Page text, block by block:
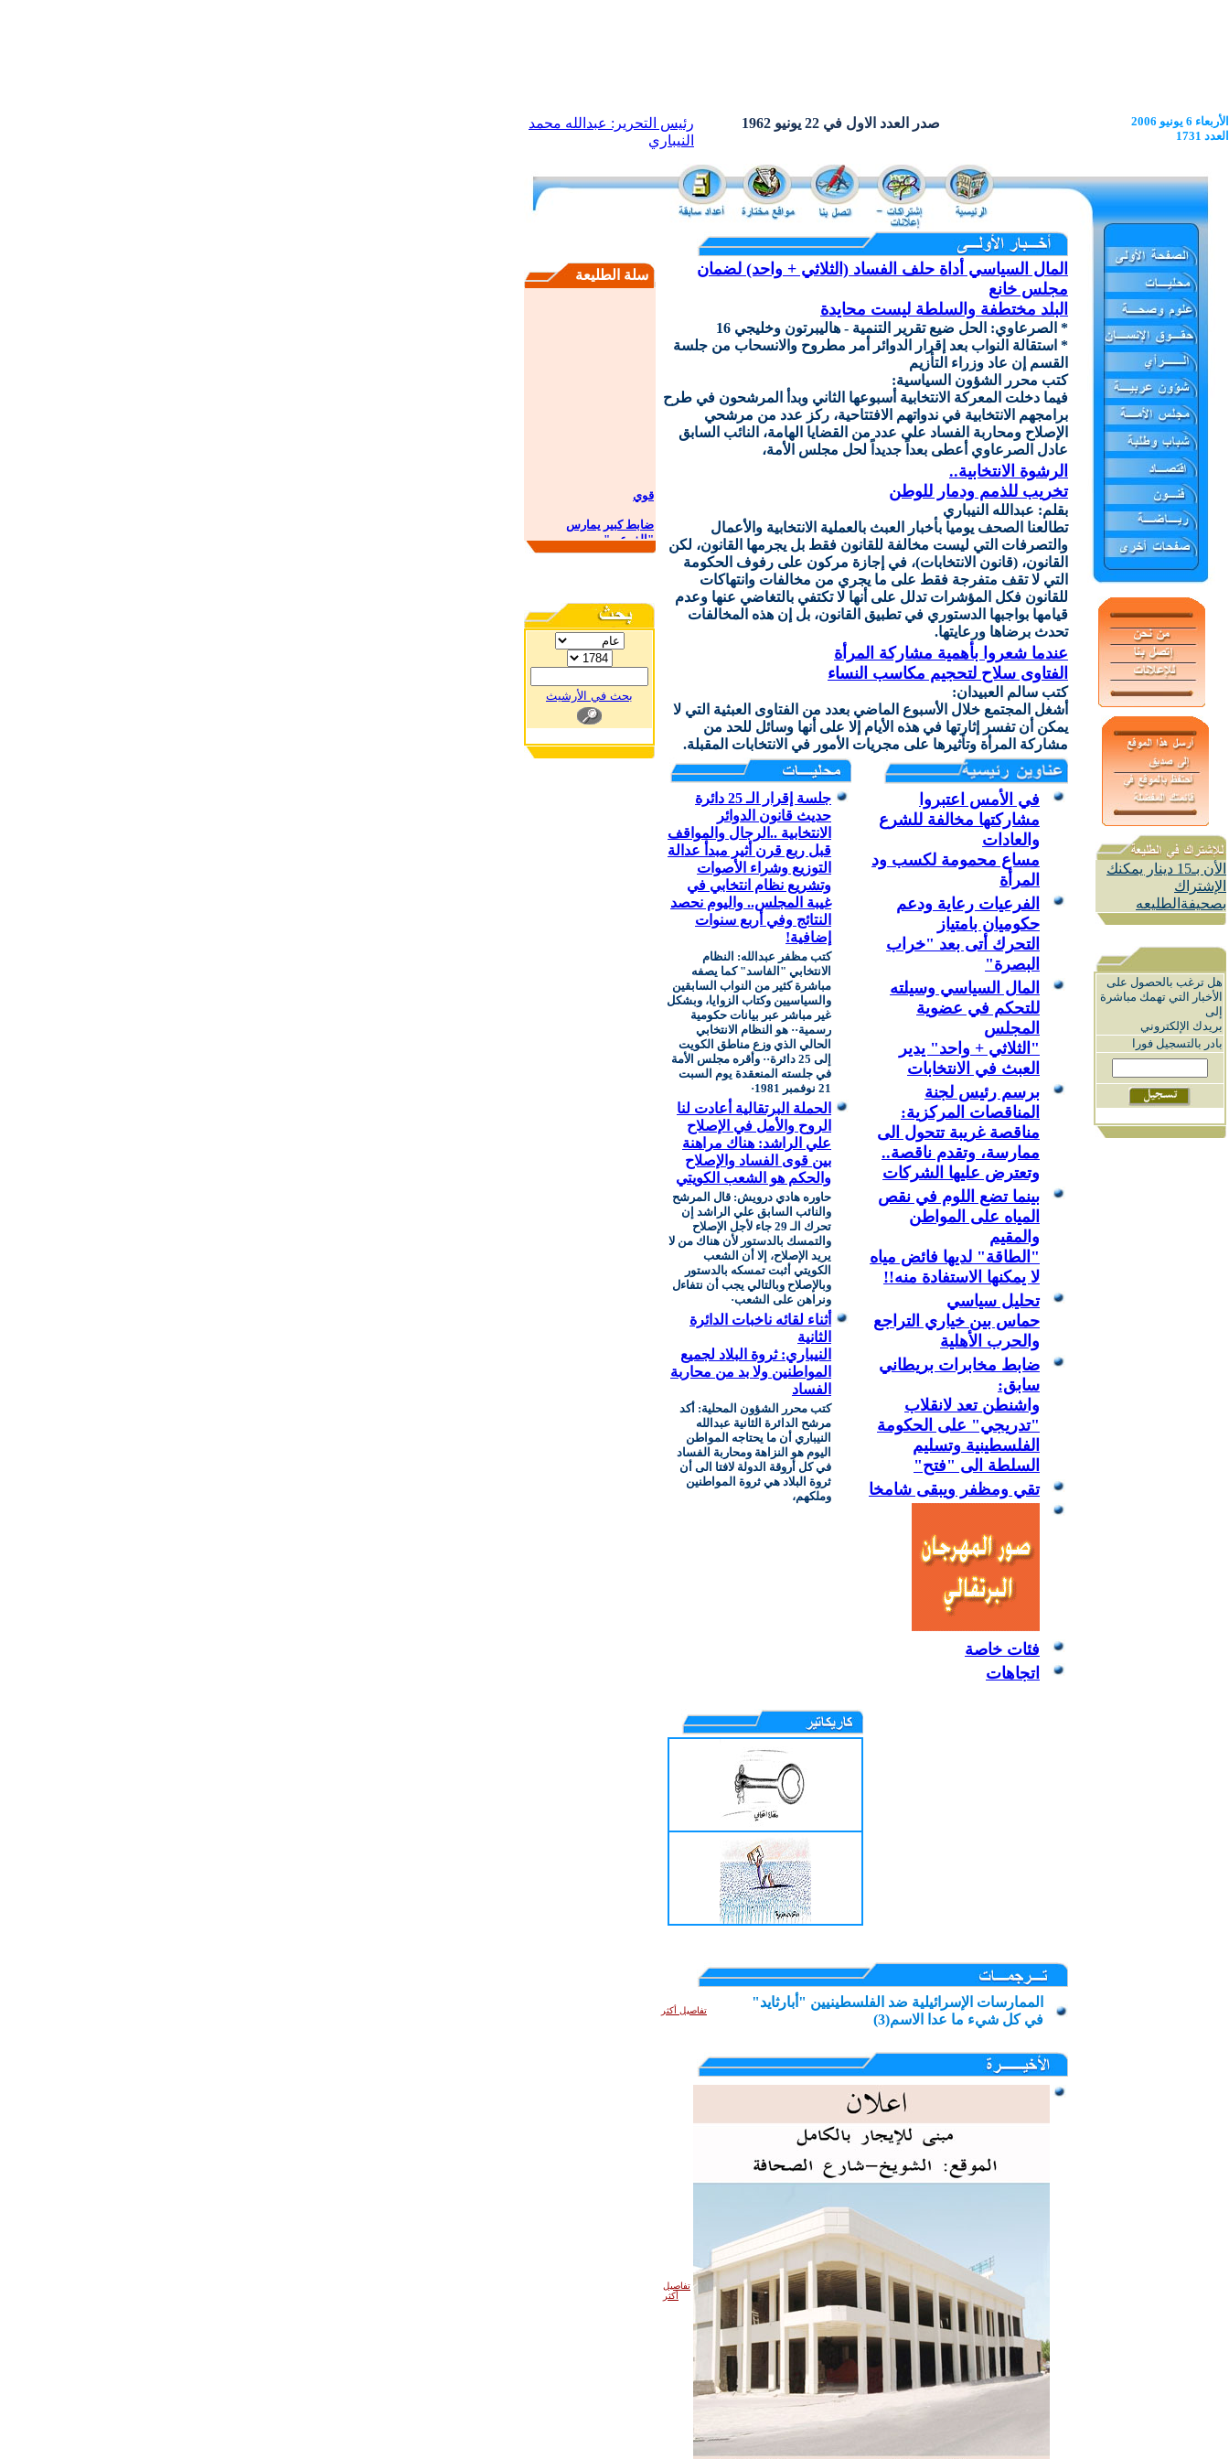
رئيس التحرير: عبدالله محمد
النيباري
صدر العدد الاول في 22 يونيو 1962
الأربعاء 6 يونيو 2006
العدد 1731
سلة الطليعة
ضابط كبير يمارس
"الفرعي"
تهنئة مستعجلة
استلم القرض بعد وفاته!!
المصداقية على المحك
بحث في الأرشيث
المال السياسي أداة حلف الفساد (الثلاثي + واحد) لضمان
مجلس خانع
البلد مختطفة والسلطة ليست محايدة
* الصرعاوي: الحل ضيع تقرير التنمية - هاليبرتون وخليجي 16
* استقالة النواب بعد إقرار الدوائر أمر مطروح والانسحاب من جلسة
القسم إن عاد وزراء التأزيم
كتب محرر الشؤون السياسية:
فيما دخلت المعركة الانتخابية أسبوعها الثاني وبدأ المرشحون في طرح
برامجهم الانتخابية في ندواتهم الافتتاحية، ركز عدد من مرشحي
الإصلاح ومحاربة الفساد على عدد من القضايا الهامة، النائب السابق
عادل الصرعاوي أعطى بعداً جديداً لحل مجلس الأمة،
الرشوة الانتخابية..
تخريب للذمم ودمار للوطن
بقلم: عبدالله النيباري
تطالعنا الصحف يوميا بأخبار العبث بالعملية الانتخابية والأعمال
والتصرفات التي ليست مخالفة للقانون فقط بل يجرمها القانون، لكن
القانون، (قانون الانتخابات)، في إجازة مركون على رفوف الحكومة
التي لا تقف متفرجة فقط على ما يجري من مخالفات وانتهاكات
للقانون فكل المؤشرات تدلل على أنها لا تكتفي بالتغاضي عنها وعدم
قيامها بواجبها الدستوري في تطبيق القانون، بل إن هذه المخالفات
تحدث برضاها ورعايتها.
عندما شعروا بأهمية مشاركة المرأة
الفتاوى سلاح لتحجيم مكاسب النساء
كتب سالم العبيدان:
أشغل المجتمع خلال الأسبوع الماضي بعدد من الفتاوى العبثية التي لا
يمكن أن تفسر إثارتها في هذه الأيام إلا على أنها وسائل للحد من
مشاركة المرأة وتأثيرها على مجريات الأمور في الانتخابات المقبلة.
جلسة إقرار الـ 25 دائرة
حديث قانون الدوائر
الانتخابية ..الرجال والمواقف
قبل ربع قرن أثير مبدأ عدالة
التوزيع وشراء الأصوات
وتشريع نظام انتخابي في
غيبة المجلس.. واليوم نحصد
النتائج وفي أربع سنوات
إضافية!
كتب مظفر عبدالله: النظام
الانتخابي "الفاسد" كما يصفه
مباشرة كثير من النواب السابقين
والسياسيين وكتاب الزوايا، وبشكل
غير مباشر عبر بيانات حكومية
رسمية·· هو النظام الانتخابي
الحالي الذي وزع مناطق الكويت
إلى 25 دائرة·· وأقره مجلس الأمة
في جلسته المنعقدة يوم السبت
21 نوفمبر 1981·
الحملة البرتقالية أعادت لنا
الروح والأمل في الإصلاح
علي الراشد: هناك مراهنة
بين قوى الفساد والإصلاح
والحكم هو الشعب الكويتي
حاوره هادي درويش: قال المرشح
والنائب السابق علي الراشد إن
تحرك الـ 29 جاء لأجل الإصلاح
والتمسك بالدستور لأن هناك من لا
يريد الإصلاح، إلا أن الشعب
الكويتي أثبت تمسكه بالدستور
وبالإصلاح وبالتالي يجب أن نتفاءل
ونراهن على الشعب·
أثناء لقائه ناخبات الدائرة
الثانية
النيباري: ثروة البلاد لجميع
المواطنين ولا بد من محاربة
الفساد
كتب محرر الشؤون المحلية: أكد
مرشح الدائرة الثانية عبدالله
النيباري أن ما يحتاجه المواطن
اليوم هو النزاهة ومحاربة الفساد
في كل أروقة الدولة لافتا الى أن
ثروة البلاد هي ثروة المواطنين
وملكهم،
في الأمس اعتبروا
مشاركتها مخالفة للشرع
والعادات
مساع محمومة لكسب ود
المرأة
الفرعيات رعاية ودعم
حكوميان بامتياز
التحرك أتى بعد "خراب
البصرة"
المال السياسي وسيلته
للتحكم في عضوية
المجلس
"الثلاثي + واحد" يدير
العبث في الانتخابات
برسم رئيس لجنة
المناقصات المركزية:
مناقصة غريبة تتحول الى
ممارسة، وتقدم ناقصة..
وتعترض عليها الشركات
بينما تضع اللوم في نقص
المياه على المواطن
والمقيم
"الطاقة" لديها فائض مياه
لا يمكنها الاستفادة منه!!
تحليل سياسي
حماس بين خياري التراجع
والحرب الأهلية
ضابط مخابرات بريطاني
سابق:
واشنطن تعد لانقلاب
"تدريجي" على الحكومة
الفلسطينية وتسليم
السلطة الى "فتح"
تقي ومظفر ويبقى شامخا
فئات خاصة
اتجاهات
تفاصيل أكثر
الممارسات الإسرائيلية ضد الفلسطينيين "أبارثايد"
في كل شيء ما عدا الاسم(3)
تفاصيل
أكثر
الأن بـ15 دينار يمكنك
الإشتراك
بصحيفةالطليعه
هل ترغب بالحصول على
الأخبار التي تهمك مباشرة
إلى
بريدك الإلكتروني
بادر بالتسجيل فورا